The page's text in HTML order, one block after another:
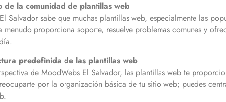
de la comunidad de plantillas web
Salvador sabe que muchas plantillas web, especialmente las
menudo proporciona soporte, resuelve problemas comunes y
predefinida de las plantillas web
de MoodWebs El Salvador, las plantillas web te
por la organización básica de tu sitio web; puedes